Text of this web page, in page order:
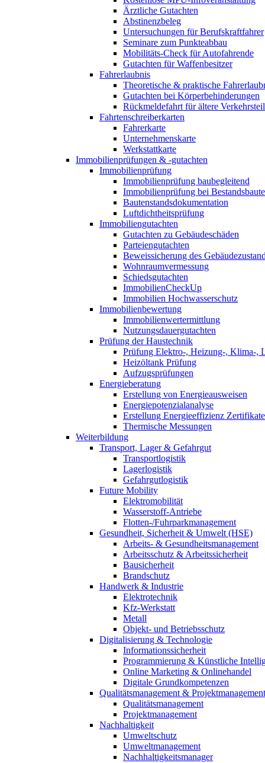
Ärztliche Gutachten
Abstinenzbeleg
Untersuchungen für Berufskraftfahrer
Seminare zum Punkteabbau
Mobilitäts-Check für Autofahrende
Gutachten für Waffenbesitzer
Fahrerlaubnis
Theoretische & praktische
Gutachten bei Körperbehinderungen
Rückmeldefahrt für ältere
Fahrtenschreiberkarten
Fahrerkarte
Unternehmenskarte
Werkstattkarte
Immobilienprüfungen & -gutachten
Immobilienprüfung
Immobilienprüfung baubegleitend
Immobilienprüfung bei
Bautenstandsdokumentation
Luftdichtheitsprüfung
Immobiliengutachten
Gutachten zu Gebäudeschäden
Parteiengutachten
Beweissicherung des
Wohnraumvermessung
Schiedsgutachten
ImmobilienCheckUp
Immobilien Hochwasserschutz
Immobilienbewertung
Immobilienwertermittlung
Nutzungsdauergutachten
Prüfung der Haustechnik
Prüfung Elektro-, Heizung-, Klima-,
Heizöltank Prüfung
Aufzugsprüfungen
Energieberatung
Erstellung von Energieausweisen
Energiepotenzialanalyse
Erstellung Energieeffizienz Zertifikate
Thermische Messungen
Weiterbildung
Transport, Lager & Gefahrgut
Transportlogistik
Lagerlogistik
Gefahrgutlogistik
Future Mobility
Elektromobilität
Wasserstoff-Antriebe
Flotten-/Fuhrparkmanagement
Gesundheit, Sicherheit & Umwelt (HSE)
Arbeits- & Gesundheitsmanagement
Arbeitsschutz & Arbeitssicherheit
Bausicherheit
Brandschutz
Handwerk & Industrie
Elektrotechnik
Kfz-Werkstatt
Metall
Objekt- und Betriebsschutz
Digitalisierung & Technologie
Informationssicherheit
Programmierung & Künstliche
Online Marketing & Onlinehandel
Digitale Grundkompetenzen
Qualitätsmanagement & Projektmanagement
Qualitätsmanagement
Projektmanagement
Nachhaltigkeit
Umweltschutz
Umweltmanagement
Nachhaltigkeitsmanager